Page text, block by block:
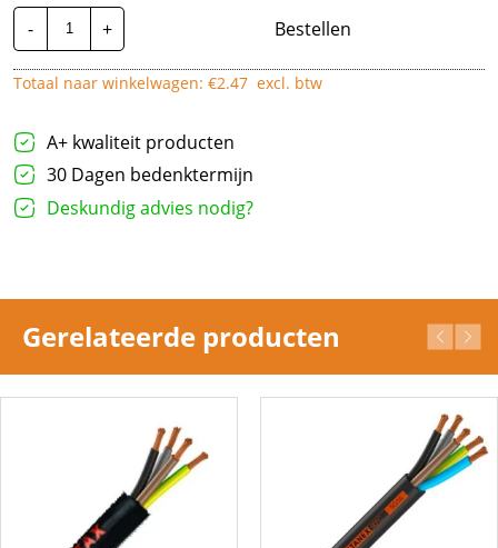
-
Nexans
Lineax
H07RN-
F
|
Per
Meter
aantal
+ Bestellen
Totaal naar winkelwagen: €2.47 excl. btw
A+ kwaliteit producten
30 Dagen bedenktermijn
Deskundig advies nodig?
Gerelateerde producten